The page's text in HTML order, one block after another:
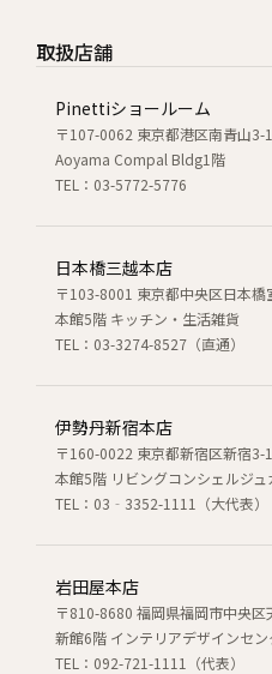
取扱店舗
Pinettiショールーム
〒107-0062 東京都港区南青山3-
Aoyama Compal Bldg1階
TEL：03-5772-5776
日本橋三越本店
〒103-8001 東京都中央区日本橋
本館5階 キッチン・生活雑貨
TEL：03-3274-8527（直通）
伊勢丹新宿本店
〒160-0022 東京都新宿区新宿3-
本館5階 リビングコンシェルジュ
TEL：03‐3352-1111（大代表）
岩田屋本店
〒810-8680 福岡県福岡市中央区
新館6階 インテリアデザインセン
TEL：092-721-1111（代表）